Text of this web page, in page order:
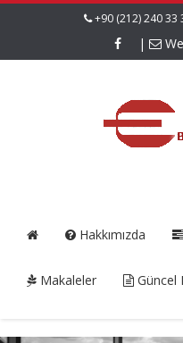
+90 (212) 240 33
|
Hakkımızda
Makaleler Güncel